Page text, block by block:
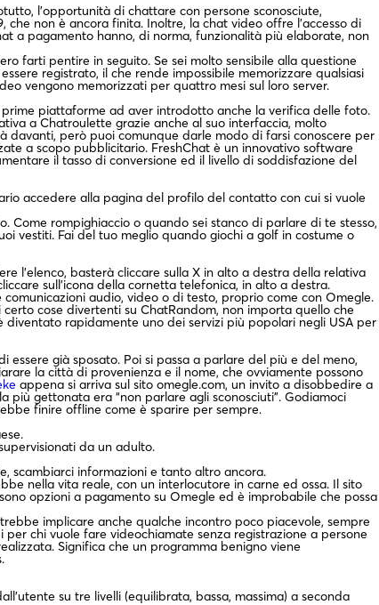
l’opportunità di chattare con persone sconosciute,
non è ancora finita. Inoltre, la chat video offre l’accesso di
a pagamento hanno, di norma, funzionalità più elaborate, non
farti pentire in seguito. Se sei molto sensibile alla questione
registrato, il che rende impossibile memorizzare qualsiasi
vengono memorizzati per quattro mesi sul loro server.
piattaforme ad aver introdotto anche la verifica delle foto.
a Chatroulette grazie anche al suo interfaccia, molto
davanti, però puoi comunque darle modo di farsi conoscere per
a scopo pubblicitario. FreshChat è un innovativo software
il tasso di conversione ed il livello di soddisfazione del
accedere alla pagina del profilo del contatto con cui si vuole
rompighiaccio o quando sei stanco di parlare di te stesso,
vestiti. Fai del tuo meglio quando giochi a golf in costume o
l’elenco, basterà cliccare sulla X in alto a destra della relativa
sull’icona della cornetta telefonica, in alto a destra.
audio, video o di testo, proprio come con Omegle.
cose divertenti su ChatRandom, non importa quello che
rapidamente uno dei servizi più popolari negli USA per
già sposato. Poi si passa a parlare del più e del meno,
la città di provenienza e il nome, che ovviamente possono
appena si arriva sul sito omegle.com, un invito a disobbedire a
gettonata era “non parlare agli sconosciuti”. Godiamoci
finire offline come è sparire per sempre.
da un adulto.
scambiarci informazioni e tanto altro ancora.
nella vita reale, con un interlocutore in carne ed ossa. Il sito
opzioni a pagamento su Omegle ed è improbabile che possa
implicare anche qualche incontro poco piacevole, sempre
chi vuole fare videochiamate senza registrazione a persone
Significa che un programma benigno viene
su tre livelli (equilibrata, bassa, massima) a seconda